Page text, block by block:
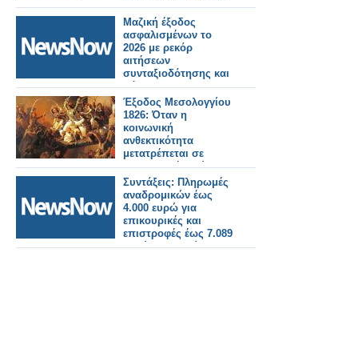
Μαζική έξοδος
ασφαλισμένων το
2026 με ρεκόρ
αιτήσεων
συνταξιοδότησης και
φόβους για
αυστηρότερα όρια.
Έξοδος Μεσολογγίου
1826: Όταν η
κοινωνική
ανθεκτικότητα
μετατρέπεται σε
συντελεστή ισχύος
Συντάξεις: Πληρωμές
αναδρομικών έως
4.000 ευρώ για
επικουρικές και
επιστροφές έως 7.089
ευρώ για χηρείας - Οι